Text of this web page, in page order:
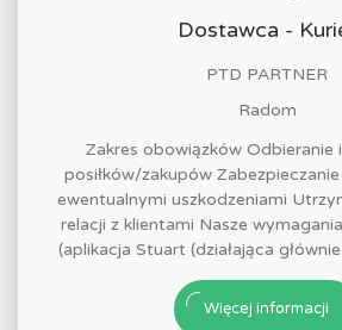
Dostawca -
PTD PARTNER
Radom
Zakres obowiązków Odbieranie
posiłków/zakupów
ewentualnymi uszkodzeniami
relacji z klientami Nasze
(aplikacja Stuart (działająca
Więcej informacji